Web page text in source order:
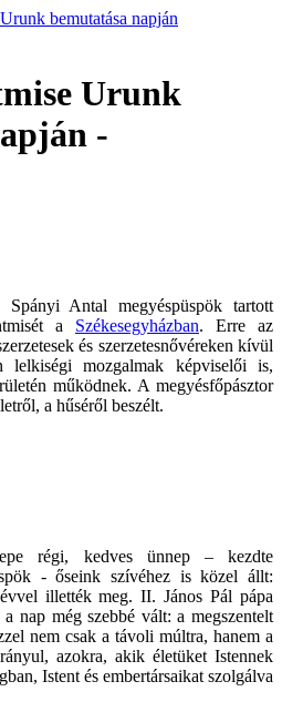
bemutatása napján
Urunk
-
Spányi Antal megyéspüspök tartott
a Székesegyházban. Erre az
és szerzetesnővéreken kívül
lelkiségi mozgalmak képviselői is,
működnek. A megyésfőpásztor
a hűséről beszélt.
régi, kedves ünnep – kezdte
- őseink szívéhez is közel állt:
illették meg. II. János Pál pápa
nap még szebbé vált: a megszentelt
nem csak a távoli múltra, hanem a
azokra, akik életüket Istennek
Istent és embertársaikat szolgálva